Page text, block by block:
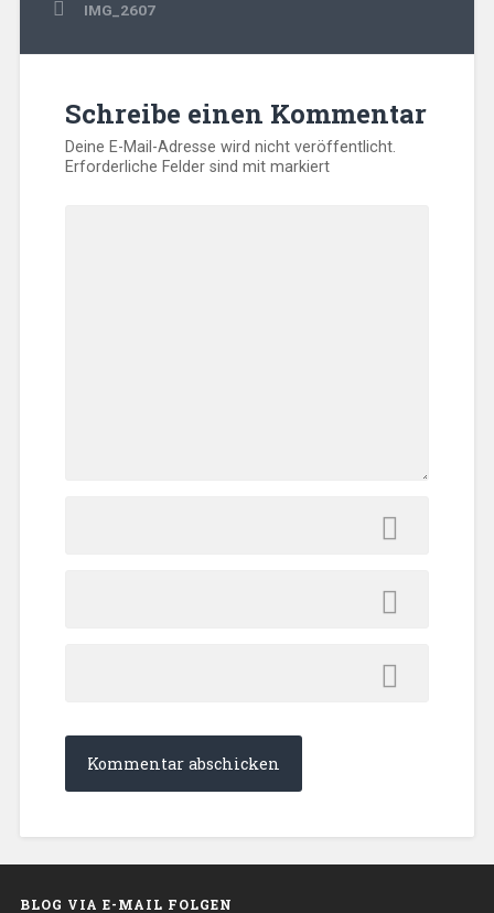
Beitragsnavigation
IMG_2607
Schreibe einen Kommentar
Deine E-Mail-Adresse wird nicht veröffentlicht.
Erforderliche Felder sind mitmarkiert
BLOG VIA E-MAIL FOLGEN